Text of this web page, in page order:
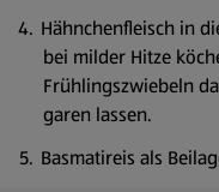
Hähnchenfleisch in
bei milder Hitze
Frühlingszwiebeln
garen lassen.
Basmatireis als